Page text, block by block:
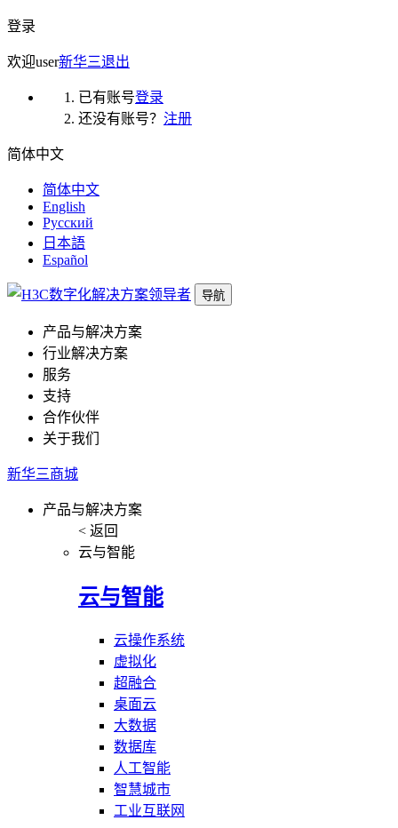
登录
欢迎user新华三退出
已有账号登录
还没有账号？ 注册
简体中文
简体中文
English
Русский
日本語
Español
导航
产品与解决方案
行业解决方案
服务
支持
合作伙伴
关于我们
新华三商城
产品与解决方案
< 返回
云与智能
云与智能
云操作系统
虚拟化
超融合
桌面云
大数据
数据库
人工智能
智慧城市
工业互联网